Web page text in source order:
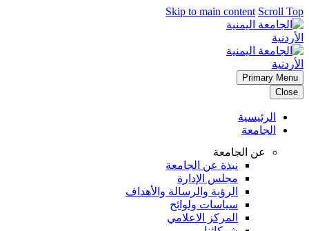
Skip to main content Scroll Top
Primary Menu
Close
الرئيسية
الجامعة
عن الجامعة
نبذة عن الجامعة
مجلس الإدارة
الرؤية والرسالة والأهداف
سياسات ولوائح
المركز الاعلامي